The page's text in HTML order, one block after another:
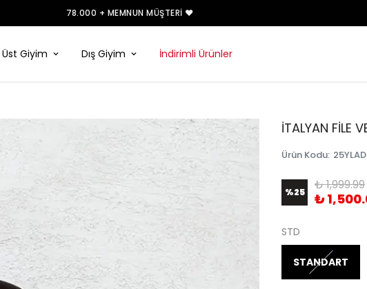
78.000 + MEMNUN MÜŞTERI ❤️
Üst Giyim Dış Giyim İndirimli Ürünler
İTALYAN FİLE
Ürün Kodu:
%25 ₺ 1,999.99
₺
STD
STANDART